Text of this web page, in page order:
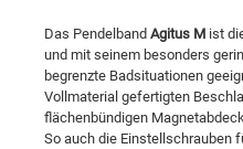
Das Pendelband Agitus M ist
und mit seinem besonders
begrenzte Badsituationen
Vollmaterial gefertigten
flächenbündigen
So auch die Einstellschrauben